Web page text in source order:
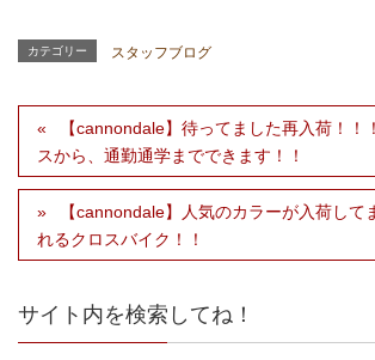
カテゴリー スタッフブログ
【cannondale】待ってました再入荷！
スから、通勤通学までできます！！
【cannondale】人気のカラーが入荷して
れるクロスバイク！！
サイト内を検索してね！